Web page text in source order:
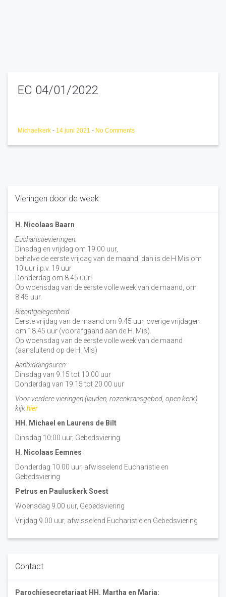
EC 04/01/2022
Michaelkerk - 14 juni 2021 - No Comments
Vieringen door de week
H. Nicolaas Baarn
Eucharistievieringen:
Dinsdag en vrijdag om 19.00 uur,
behalve de eerste vrijdag van de maand, dan is de H Mis om
10 uur i.p.v. 19 uur
Donderdag om 8.45 uur|
Op woensdag van de eerste volle week van de maand, om
8:45 uur.
Biechtgelegenheid
Eerste vrijdag van de maand om 9.45 uur, overige vrijdagen
om 18.45 uur (voorafgaand aan de H. Mis).
Op woensdag van de eerste volle week van de maand
(aansluitend op de H. Mis)
Aanbiddingsuren:
Dinsdag van 9.15 tot 10.00 uur
Donderdag van 19.15 tot 20.00 uur
Voor verdere vieringen (lauden, rozenkransgebed, open kerk)
kijkhier
HH. Michael en Laurens de Bilt
Dinsdag 10:00 uur, Gebedsviering
H. Nicolaas Eemnes
Donderdag 10.00 uur, afwisselend Eucharistie en
Gebedsviering
Petrus en Pauluskerk Soest
Woensdag 9.00 uur, Gebedsviering
Vrijdag 9.00 uur, afwisselend Eucharistie en Gebedsviering
Contact
Parochiesecretariaat HH. Martha en Maria: